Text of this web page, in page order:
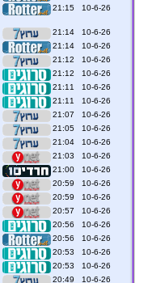
10-6-26 21:15
10-6-26 21:14
10-6-26 21:14
10-6-26 21:12
10-6-26 21:12
10-6-26 21:11
10-6-26 21:11
10-6-26 21:07
10-6-26 21:05
10-6-26 21:04
10-6-26 21:03
10-6-26 21:00
10-6-26 20:59
10-6-26 20:59
10-6-26 20:57
10-6-26 20:56
10-6-26 20:56
10-6-26 20:53
10-6-26 20:53
10-6-26 20:49